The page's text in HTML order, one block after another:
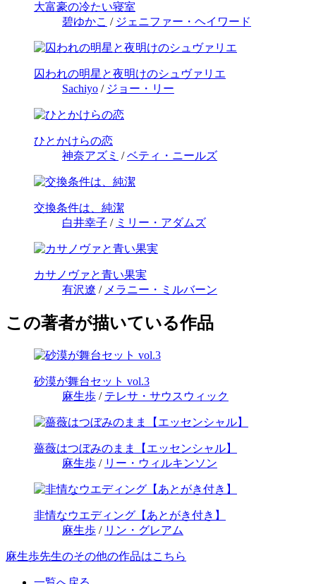
大富豪の冷たい寝室
碧ゆかこ / ジェニファー・ヘイワード
囚われの明星と夜明けのシュヴァリエ
Sachiyo / ジョー・リー
ひとかけらの恋
神奈アズミ /ベティ・ニールズ
交換条件は、純潔
白井幸子 / ミリー・アダムズ
カサノヴァと青い果実
有沢遼 / メラニー・ミルバーン
この著者が描いている作品
砂漠が舞台セット vol.3
麻生歩 / テレサ・サウスウィック
薔薇はつぼみのまま【エッセンシャル】
麻生歩 / リー・ウィルキンソン
非情なウエディング【あとがき付き】
麻生歩 / リン・グレアム
麻生歩先生のその他の作品はこちら